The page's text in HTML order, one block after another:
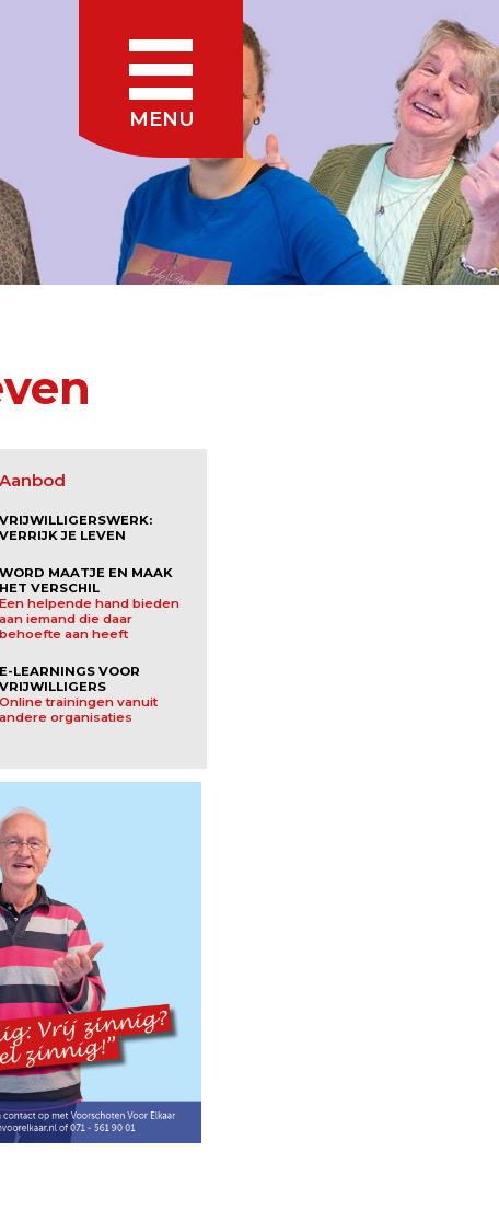
Aanbod
VRIJWILLIGERSWERK:
VERRIJK JE LEVEN
WORD MAATJE EN MAAK
HET VERSCHIL
Een helpende hand bieden
aan iemand die daar
behoefte aan heeft
E-LEARNINGS VOOR
VRIJWILLIGERS
Online trainingen vanuit
andere organisaties
MENU